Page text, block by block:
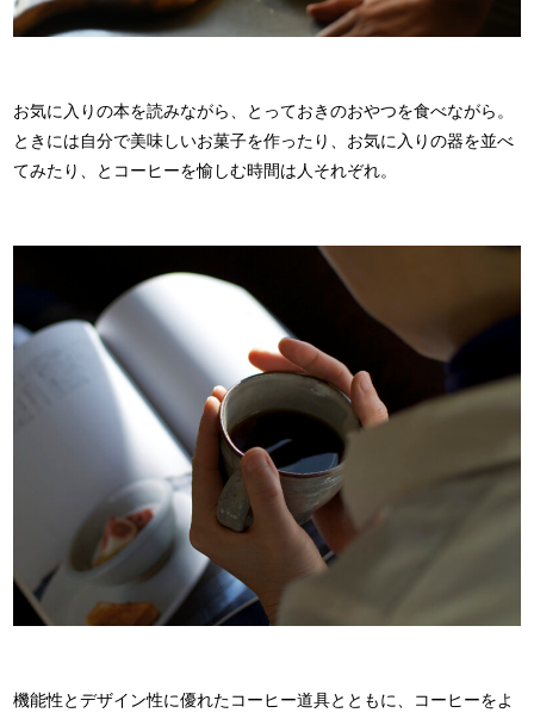
お気に入りの本を読みながら、とっておきのおやつを食べながら。
ときには自分で美味しいお菓子を作ったり、お気に入りの器を並べ
てみたり、とコーヒーを愉しむ時間は人それぞれ。
機能性とデザイン性に優れたコーヒー道具とともに、コーヒーをよ